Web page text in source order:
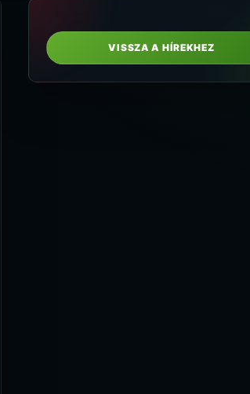
VISSZA A HÍREKHEZ